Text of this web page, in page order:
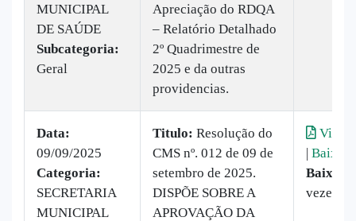
MUNICIPAL
DE SAÚDE
Subcategoria:
Geral
Apreciação do RDQA
– Relatório Detalhado
2º Quadrimestre de
2025 e da outras
providencias.
Data:
09/09/2025
Categoria:
SECRETARIA
MUNICIPAL
Titulo: Resolução do
CMS nº. 012 de 09 de
setembro de 2025.
DISPÕE SOBRE A
APROVAÇÃO DA
| Baixar
vezes